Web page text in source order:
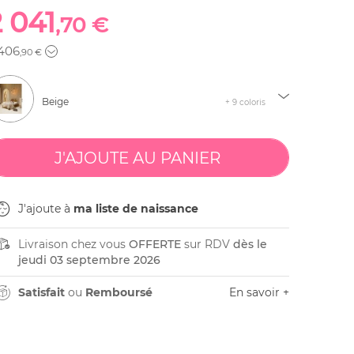
041,70 €
,90 €
Beige + 9 coloris
J'ajoute à ma liste de naissance
Livraison chez vous OFFERTEsur RDV dès le
jeudi 03 septembre 2026
Satisfaitou Remboursé En savoir +